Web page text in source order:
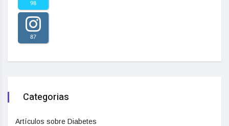
98
87
Categorias
Artículos sobre Diabetes